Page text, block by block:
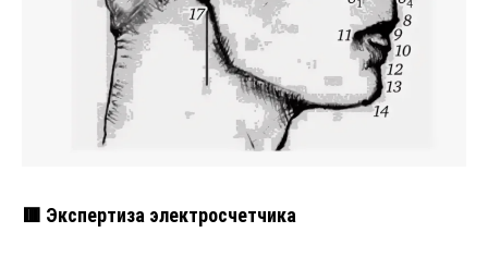
🟥 Экспертиза электросчетчика